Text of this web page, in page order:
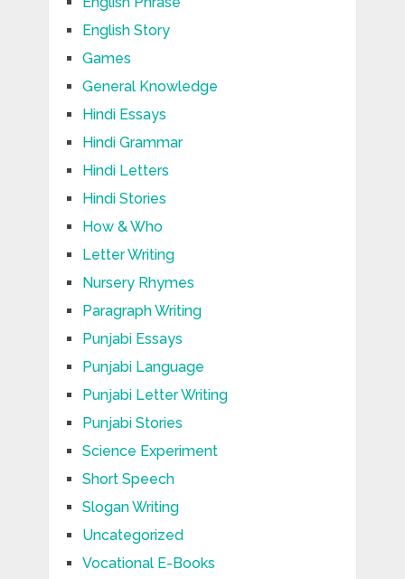
English Story
Games
General Knowledge
Hindi Essays
Hindi Grammar
Hindi Letters
Hindi Stories
How & Who
Letter Writing
Nursery Rhymes
Paragraph Writing
Punjabi Essays
Punjabi Language
Punjabi Letter Writing
Punjabi Stories
Science Experiment
Short Speech
Slogan Writing
Uncategorized
Vocational E-Books